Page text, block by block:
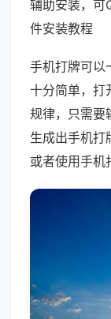
辅助安装，
件安装教程
手机打牌可以
十分简单，打
规律，只需要
生成出手机打
或者使用手机